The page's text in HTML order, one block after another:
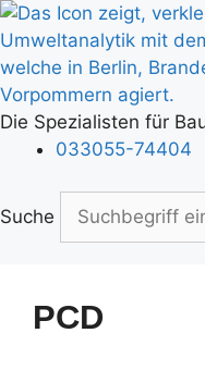
Zum
Inhalt
springen
Die Spezialisten für
033055-74404
Suche
PCD